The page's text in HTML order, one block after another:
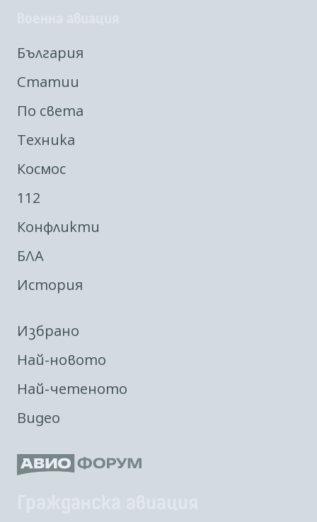
България
Статии
По света
Техника
Космос
112
Конфликти
БЛА
История
Избрано
Най-новото
Най-четеното
Видео